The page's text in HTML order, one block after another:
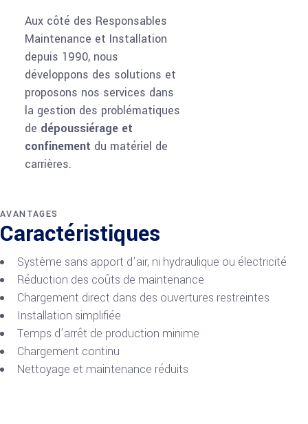
Aux côté des Responsables
Maintenance et Installation
depuis 1990, nous
développons des solutions et
proposons nos services dans
la gestion des problématiques
de dépoussiérage et
confinement du matériel de
carrières.
AVANTAGES
Caractéristiques
Système sans apport d’air, ni hydraulique ou électricité
Réduction des coûts de maintenance
Chargement direct dans des ouvertures restreintes
Installation simplifiée
Temps d’arrêt de production minime
Chargement continu
Nettoyage et maintenance réduits